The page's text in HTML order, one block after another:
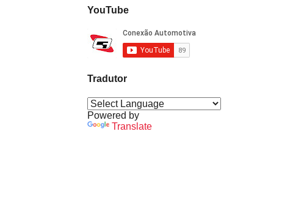
YouTube
Tradutor
Powered by
Translate